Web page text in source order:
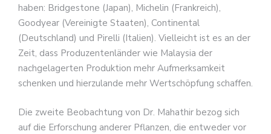
haben: Bridgestone (Japan), Michelin (Frankreich),
Goodyear (Vereinigte Staaten), Continental
(Deutschland) und Pirelli (Italien). Vielleicht ist es an der
Zeit, dass Produzentenländer wie Malaysia der
nachgelagerten Produktion mehr Aufmerksamkeit
schenken und hierzulande mehr Wertschöpfung schaffen.
Die zweite Beobachtung von Dr. Mahathir bezog sich
auf die Erforschung anderer Pflanzen, die entweder vor